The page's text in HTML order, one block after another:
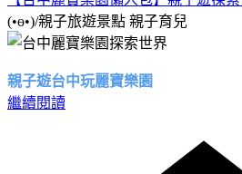
(•ө•)/親子旅遊景點 親子育兒
親子遊台中玩麗寶樂園
繼續閱讀